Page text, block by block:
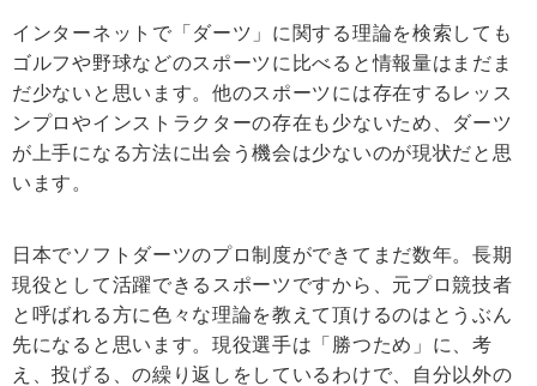
インターネットで「ダーツ」に関する理論を検索しても
ゴルフや野球などのスポーツに比べると情報量はまだま
だ少ないと思います。他のスポーツには存在するレッス
ンプロやインストラクターの存在も少ないため、ダーツ
が上手になる方法に出会う機会は少ないのが現状だと思
います。
日本でソフトダーツのプロ制度ができてまだ数年。長期
現役として活躍できるスポーツですから、元プロ競技者
と呼ばれる方に色々な理論を教えて頂けるのはとうぶん
先になると思います。現役選手は「勝つため」に、考
え、投げる、の繰り返しをしているわけで、自分以外の